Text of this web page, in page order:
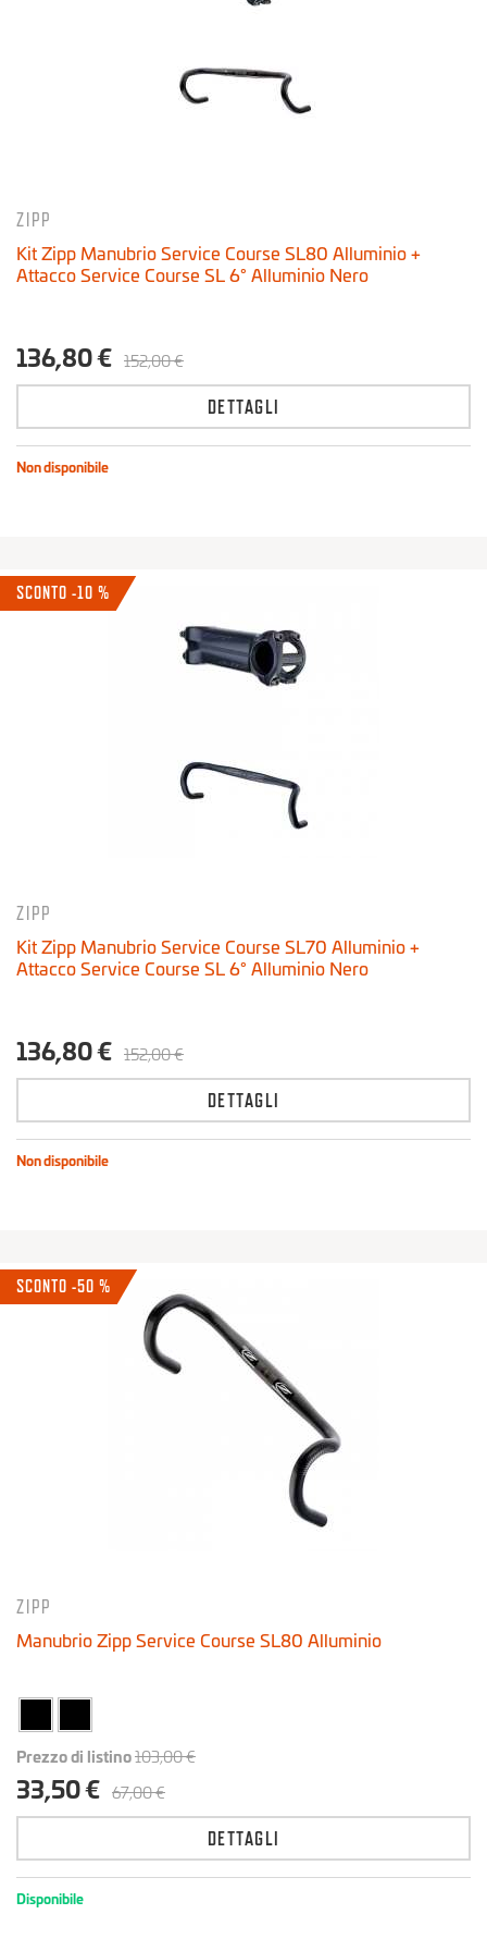
ZIPP
Kit Zipp Manubrio Service Course SL80 Alluminio +
Attacco Service Course SL 6° Alluminio Nero
136,80 € 152,00 €
DETTAGLI
Non disponibile
SCONTO -10 %
ZIPP
Kit Zipp Manubrio Service Course SL70 Alluminio +
Attacco Service Course SL 6° Alluminio Nero
136,80 € 152,00 €
DETTAGLI
Non disponibile
SCONTO -50 %
ZIPP
Manubrio Zipp Service Course SL80 Alluminio
Prezzo di listino103,00 €
33,50 € 67,00 €
DETTAGLI
Disponibile